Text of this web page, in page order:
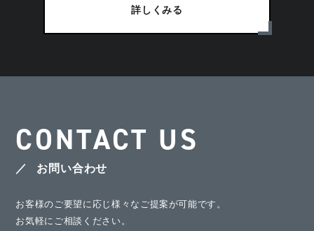
詳しくみる
CONTACT US
お問い合わせ
お客様のご要望に応じ様々なご提案が可能です。
お気軽にご相談ください。